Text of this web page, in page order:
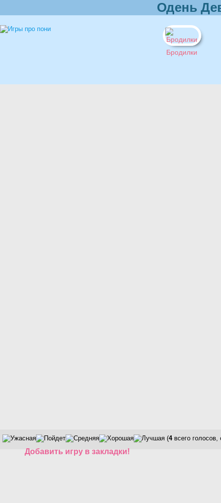
Одень
Бродилки
(4всего голосов,
Добавить игру в закладки!